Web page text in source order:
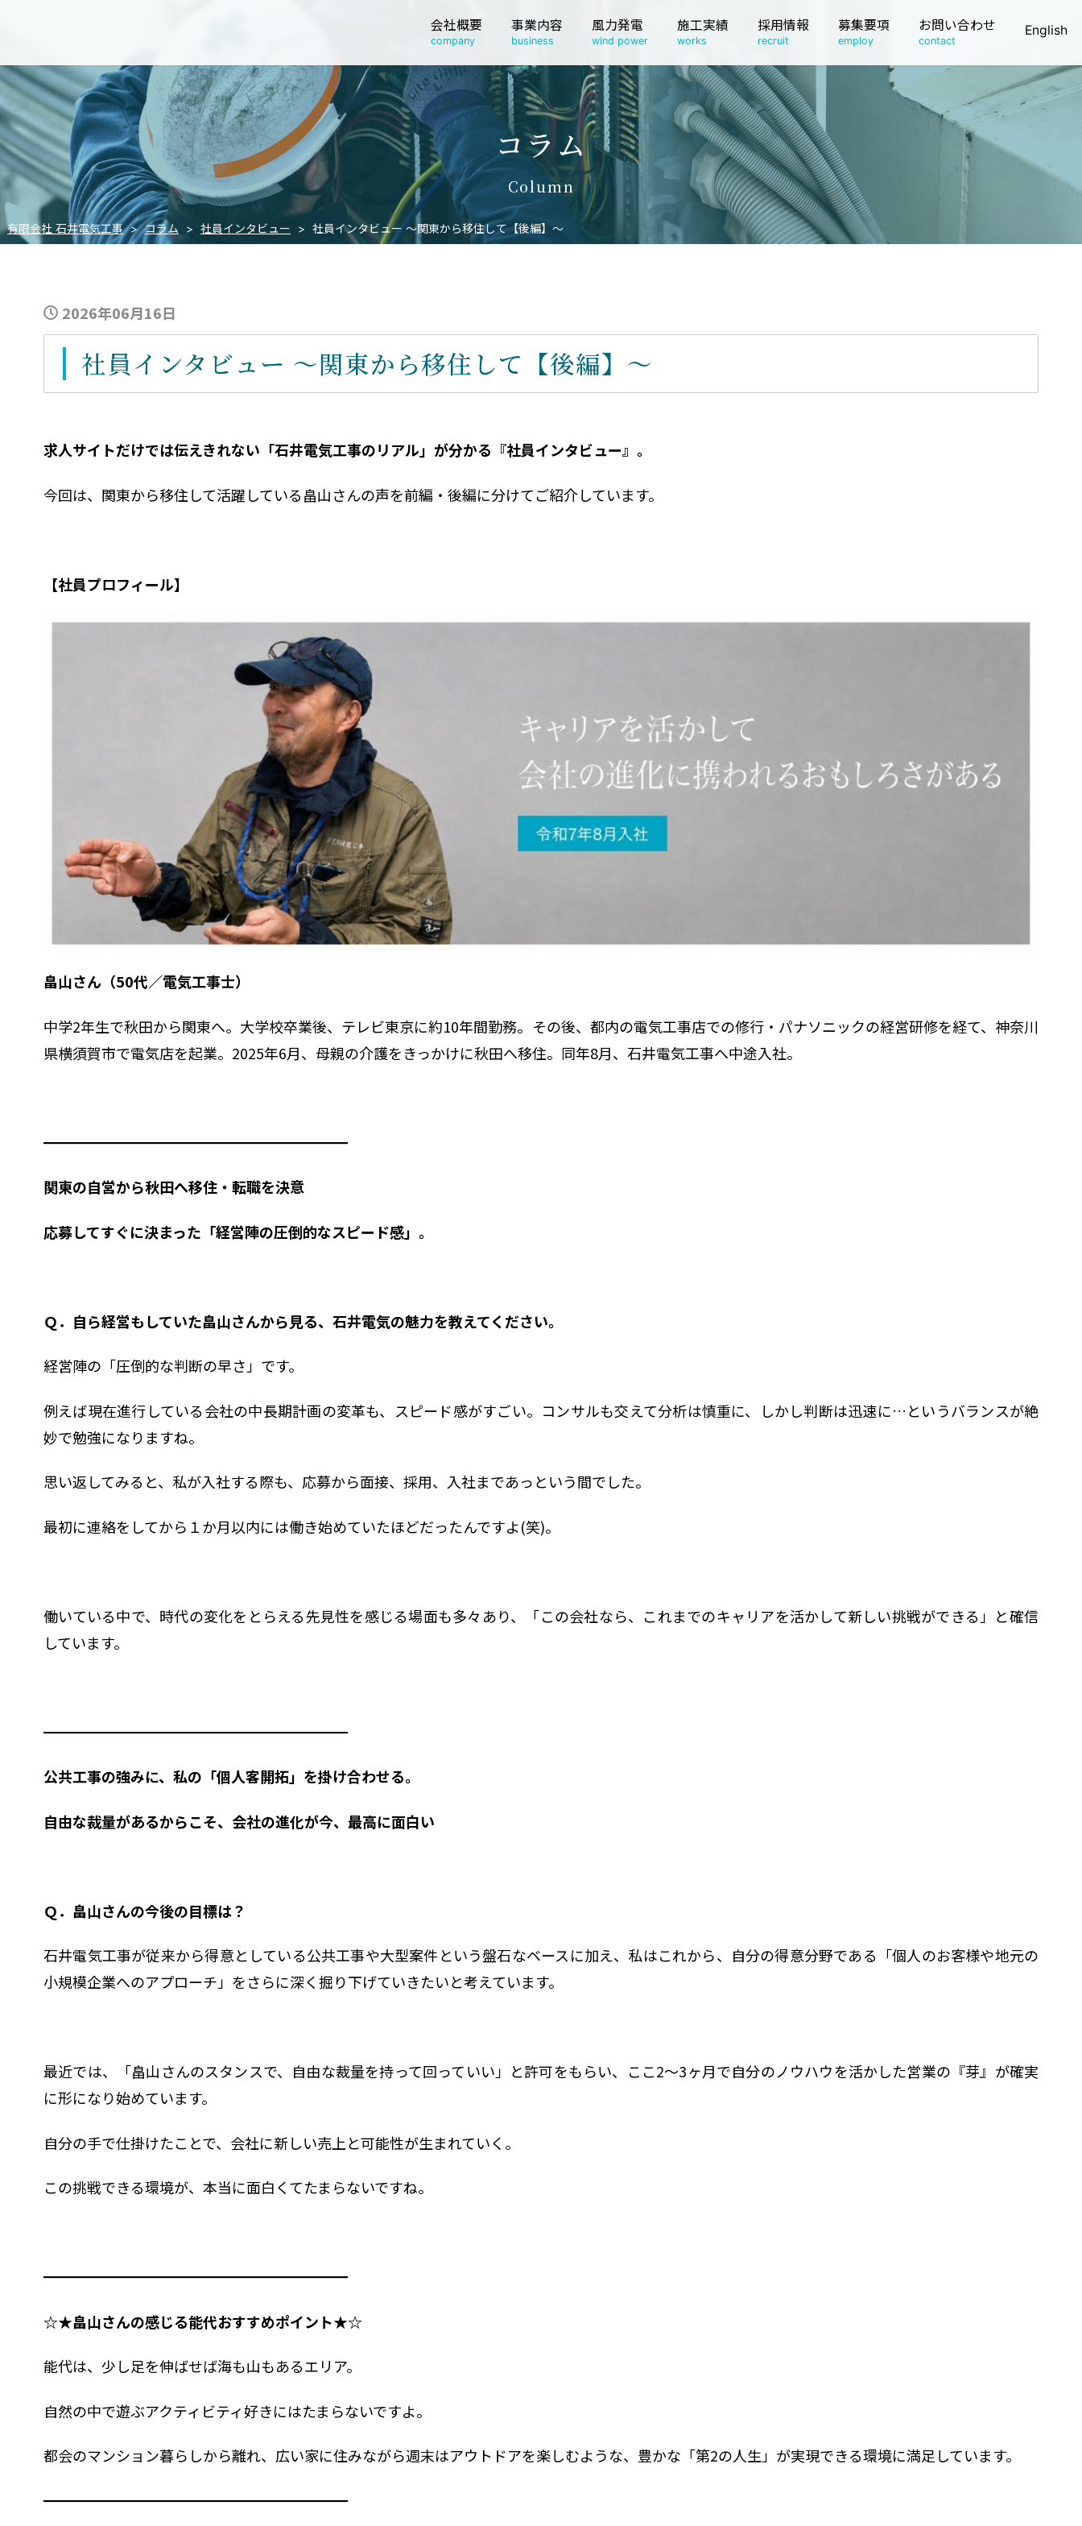
会社概要
company
事業内容
business
風力発電
wind power
施工実績
works
採用情報
recruit
募集要項
employ
お問い合わせ
contact
English
コラム
Column
有限会社 石井電気工事 > コラム > 社員インタビュー > 社員インタビュー ～関東から移住して【後編】～
2026年06月16日
社員インタビュー ～関東から移住して【後編】～
求人サイトだけでは伝えきれない「石井電気工事のリアル」が分かる『社員インタビュー』。
今回は、関東から移住して活躍している畠山さんの声を前編・後編に分けてご紹介しています。
【社員プロフィール】
畠山さん（50代／電気工事士）
中学2年生で秋田から関東へ。大学校卒業後、テレビ東京に約10年間勤務。その後、都内の電気工事店での修行・パナソニックの経営研修を経て、神奈川
県横須賀市で電気店を起業。2025年6月、母親の介護をきっかけに秋田へ移住。同年8月、石井電気工事へ中途入社。
━━━━━━━━━━━━━━━━━━━━━
関東の自営から秋田へ移住・転職を決意
応募してすぐに決まった「経営陣の圧倒的なスピード感」。
Ｑ．自ら経営もしていた畠山さんから見る、石井電気の魅力を教えてください。
経営陣の「圧倒的な判断の早さ」です。
例えば現在進行している会社の中長期計画の変革も、スピード感がすごい。コンサルも交えて分析は慎重に、しかし判断は迅速に…というバランスが絶
妙で勉強になりますね。
思い返してみると、私が入社する際も、応募から面接、採用、入社まであっという間でした。
最初に連絡をしてから１か月以内には働き始めていたほどだったんですよ(笑)。
働いている中で、時代の変化をとらえる先見性を感じる場面も多々あり、「この会社なら、これまでのキャリアを活かして新しい挑戦ができる」と確信
しています。
━━━━━━━━━━━━━━━━━━━━━
公共工事の強みに、私の「個人客開拓」を掛け合わせる。
自由な裁量があるからこそ、会社の進化が今、最高に面白い
Ｑ．畠山さんの今後の目標は？
石井電気工事が従来から得意としている公共工事や大型案件という盤石なベースに加え、私はこれから、自分の得意分野である「個人のお客様や地元の
小規模企業へのアプローチ」をさらに深く掘り下げていきたいと考えています。
最近では、「畠山さんのスタンスで、自由な裁量を持って回っていい」と許可をもらい、ここ2〜3ヶ月で自分のノウハウを活かした営業の『芽』が確実
に形になり始めています。
自分の手で仕掛けたことで、会社に新しい売上と可能性が生まれていく。
この挑戦できる環境が、本当に面白くてたまらないですね。
━━━━━━━━━━━━━━━━━━━━━
☆★畠山さんの感じる能代おすすめポイント★☆
能代は、少し足を伸ばせば海も山もあるエリア。
自然の中で遊ぶアクティビティ好きにはたまらないですよ。
都会のマンション暮らしから離れ、広い家に住みながら週末はアウトドアを楽しむような、豊かな「第2の人生」が実現できる環境に満足しています。
━━━━━━━━━━━━━━━━━━━━━